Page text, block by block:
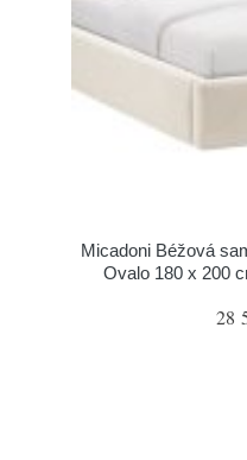
Micadoni Béžová
Ovalo 180 x 200
28